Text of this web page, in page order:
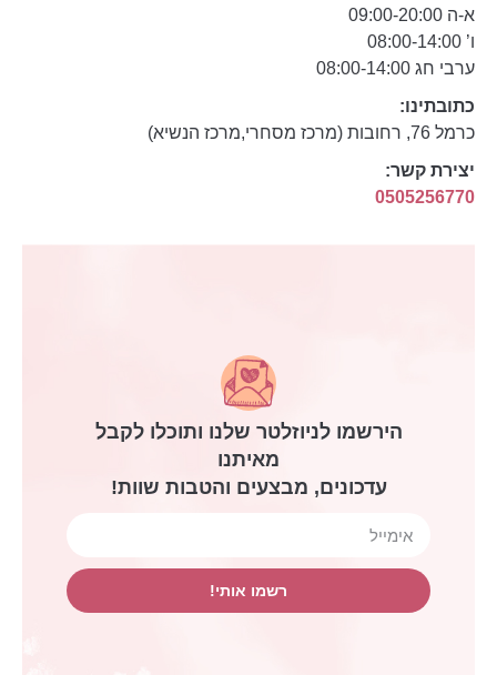
א-ה 09:00-20:00
ו’ 08:00-14:00
ערבי חג 08:00-14:00
כתובתינו:
כרמל 76, רחובות (מרכז מסחרי,מרכז הנשיא)
יצירת קשר:
0505256770
הירשמו לניוזלטר שלנו ותוכלו לקבל
מאיתנו
עדכונים, מבצעים והטבות שוות!
רשמו אותי!